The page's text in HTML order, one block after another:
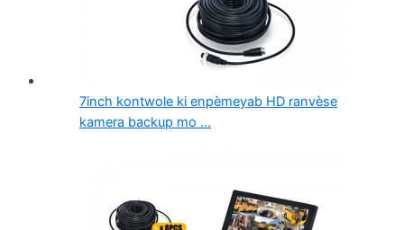
7inch kontwole ki enpèmeyab HD ranvèse
kamera backup mo ...